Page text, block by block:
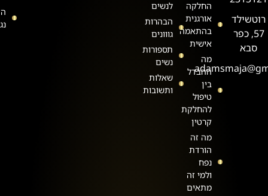
רוטשילד
57, כפר
סבא
החלקה
אורגנית
בהתאמה
אישית
מה
ההבדל
בין
טיפול
להחלקת
קרטין
מה זה
הורדת
נפח
ולמי זה
מתאים
לנשים
הבהרות
גווונים
תספורות
נשים
שאלות
ותשובות